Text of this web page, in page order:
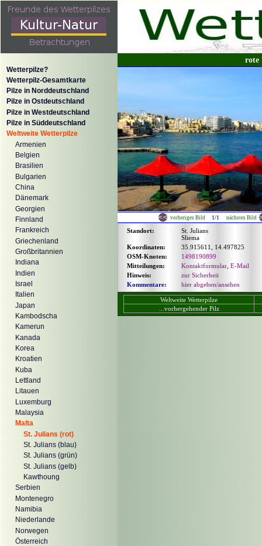
Wetterpilze?
Wetterpilz-Gesamtkarte
Pilze in Norddeutschland
Pilze in Ostdeutschland
Pilze in Westdeutschland
Pilze in Süddeutschland
Weltweite Wetterpilze
Armenien
Belgien
Brasilien
Bulgarien
China
Dänemark
Georgien
Finnland
Frankreich
Griechenland
Großbritannien
Indiana
Indien
Israel
Italien
Japan
Kambodscha
Kamerun
Kanada
Korea
Kroatien
Kuba
Lettland
Litauen
Luxemburg
Malaysia
Malta
St. Julians (rot)
St. Julians (blau)
St. Julians (grün)
St. Julians (gelb)
Kawthoung
Serbien
Montenegro
Namibia
Niederlande
Norwegen
Österreich
rote
vorheriges Bild 1/1 nächstes Bild
Standort:
St. Julians
Sliema
Koordinaten:
35.915611, 14.497825
OSM-Knoten:
1498190899
Mitteilungen:
Kontaktformular E-Mail
Hinweis:
zur Sicherheit
Kommentare:
hier abgeben/ansehen
Weltweite Wetterpilze
...vorhergehender Pilz